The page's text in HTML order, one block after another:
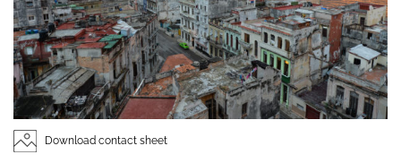
Download contact sheet